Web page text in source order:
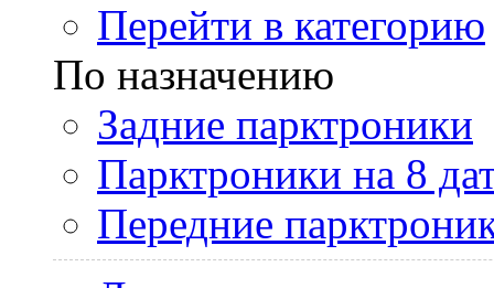
Перейти в категорию
По назначению
Задние парктроники
Парктроники на 8
Передние